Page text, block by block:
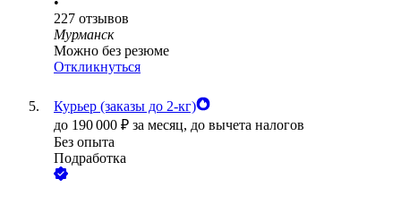
227 отзывов
Мурманск
Можно без резюме
Откликнуться
Курьер (заказы до 2-кг)
до 190 000 ₽ за месяц, до вычета налогов
Без опыта
Подработка